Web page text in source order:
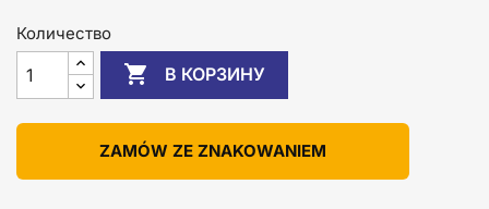
Количество
 В КОРЗИНУ
ZAMÓW ZE ZNAKOWANIEM